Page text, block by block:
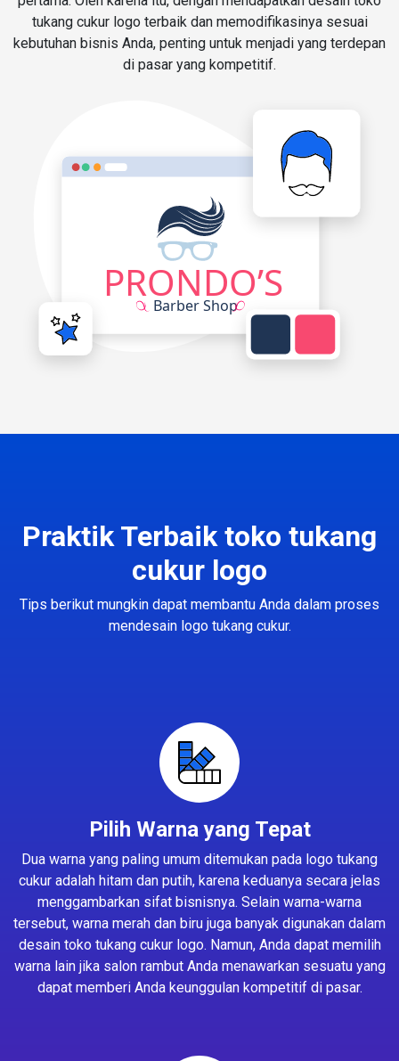
tukang cukur logo terbaik dan memodifikasinya sesuai
kebutuhan bisnis Anda, penting untuk menjadi yang terdepan
di pasar yang kompetitif.
Praktik Terbaik toko tukang
cukur logo
Tips berikut mungkin dapat membantu Anda dalam proses
mendesain logo tukang cukur.
Pilih Warna yang Tepat
Dua warna yang paling umum ditemukan pada logo tukang
cukur adalah hitam dan putih, karena keduanya secara jelas
menggambarkan sifat bisnisnya. Selain warna-warna
tersebut, warna merah dan biru juga banyak digunakan dalam
desain toko tukang cukur logo. Namun, Anda dapat memilih
warna lain jika salon rambut Anda menawarkan sesuatu yang
dapat memberi Anda keunggulan kompetitif di pasar.